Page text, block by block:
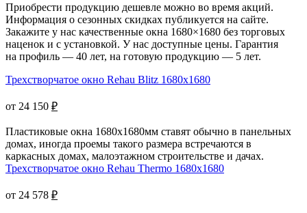
Приобрести продукцию дешевле можно во время акций.
Информация о сезонных скидках публикуется на сайте.
Закажите у нас качественные окна 1680×1680 без торговых
наценок и с установкой. У нас доступные цены. Гарантия
на профиль — 40 лет, на готовую продукцию — 5 лет.
Трехстворчатое окно Rehau Blitz 1680x1680
от 24 150 ₽
Пластиковые окна 1680х1680мм ставят обычно в панельных
домах, иногда проемы такого размера встречаются в
каркасных домах, малоэтажном строительстве и дачах.
Трехстворчатое окно Rehau Thermo 1680x1680
от 24 578 ₽